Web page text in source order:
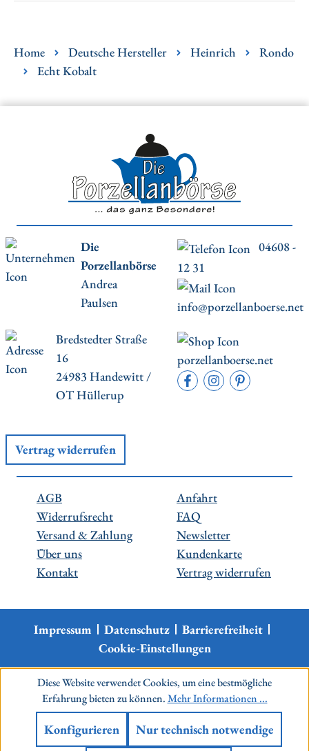
Home Deutsche Hersteller Heinrich
Rondo
Echt Kobalt
Die
Porzellanbörse
Andrea
Paulsen
04608 -
12 31
info@porzellanboerse.net
Bredstedter Straße
16
24983 Handewitt /
OT Hüllerup
porzellanboerse.net
Vertrag widerrufen
AGB
Widerrufsrecht
Versand & Zahlung
Über uns
Kontakt
Anfahrt
FAQ
Newsletter
Kundenkarte
Vertrag widerrufen
Impressum Datenschutz
Barrierefreiheit
Cookie-Einstellungen
Diese Website verwendet Cookies, um eine bestmögliche
Erfahrung bieten zu können.Mehr Informationen ...
Nur technisch notwendige
Konfigurieren